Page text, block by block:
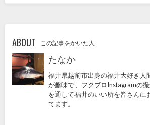
ABOUT この記事をかいた人
たなか
福井県越前市出身の福井大好き人
が趣味で、フクブロInstagramの
を通して福井のいい所を皆さんに
てます。